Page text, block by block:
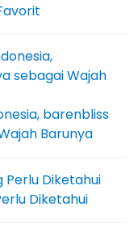
barenbliss
Barunya
Diketahui